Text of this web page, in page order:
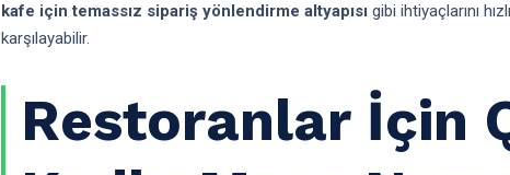
kafe için temassız sipariş yönlendirme altyapısı gibi ihtiyaçlarını
karşılayabilir.
Restoranlar İçin